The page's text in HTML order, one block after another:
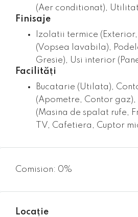
(Aer conditionat),
Finisaje
Izolatii termice
(Vopsea lavabila),
Gresie), Usi interior
Facilități
Bucatarie (Utilata),
(Apometre, Contor gaz),
(Masina de spalat rufe,
TV, Cafetiera, Cuptor
Comision: 0%
Locație